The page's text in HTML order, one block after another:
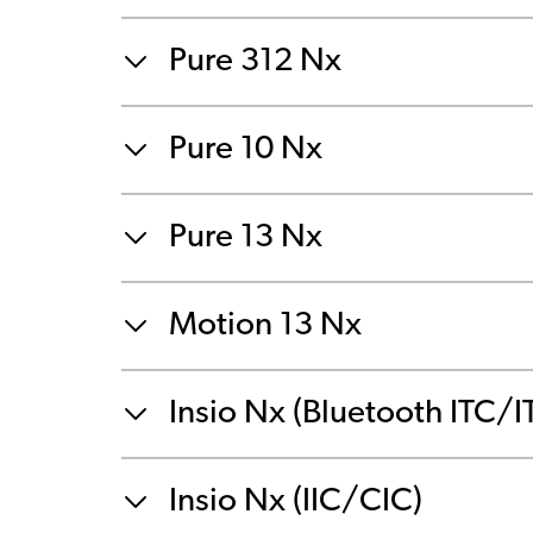
Pure 312 Nx
Pure 10 Nx
Pure 13 Nx
Motion 13 Nx
Insio Nx (Bluetooth ITC/
Insio Nx (IIC/CIC)